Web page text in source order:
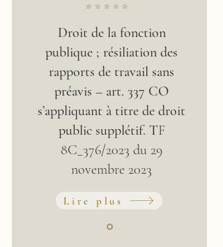
* * * * *
Droit de la fonction
publique ; résiliation des
rapports de travail sans
préavis – art. 337 CO
s’appliquant à titre de droit
public supplétif. TF
8C_376/2023 du 29
novembre 2023
Lire plus